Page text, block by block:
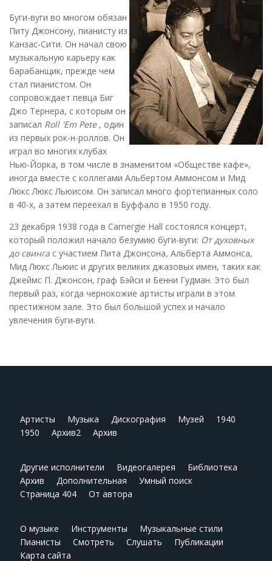
Буги-вуги во многом обязан
Питу Джонсону, пианисту из
Канзас-Сити. Он начал свою
музыкальную карьеру как
барабанщик, прежде чем
стал пианистом. Он
сопровождает певца Биг
Джо Тернера, с которым он
записал Roll 'Em Pete , один
из первых рок-н-роллов. Он
играл во многих клубах
Нью-Йорка, в том числе в знаменитом «Обществе кафе»,
иногда вместе с коллегами Альбертом Аммонсом и Мид
Люкс Люкс Льюисом. Он записал много фортепианных соло
в 40-х, а затем переехал в Буффало в 1950 году.
23 декабря 1938 года в Carnergie Hall состоялся концерт,
который положил начало безумию буги-вуги: От духовных
до свинга с участием Пита Джонсона, Альберта Аммонса,
Мид Люкс Льюис и других великих джазовых имен, таких как
Джеймс П. Джонсон, граф Бэйси и Бенни Гудман. Это был
первый раз, когда чернокожие артисты играли в этом
престижном зале. Это был большой успех и начало
увлечения буги-вуги.
Артисты Музыка Дискография Музей
1940
1950
Архив2 Архив
Другие исполнители Видеогалерея
Библиотека
Архив
Дополнительная
Умный поиск
Страница 404
От автора
О музыке Инструменты
Музыкальные стили
Пианисты
Смотреть Слушать
Публикации
Карта сайта